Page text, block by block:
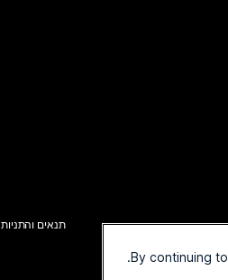
תנאים והתניות
By continuing